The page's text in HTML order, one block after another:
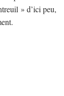
» d’ici peu,